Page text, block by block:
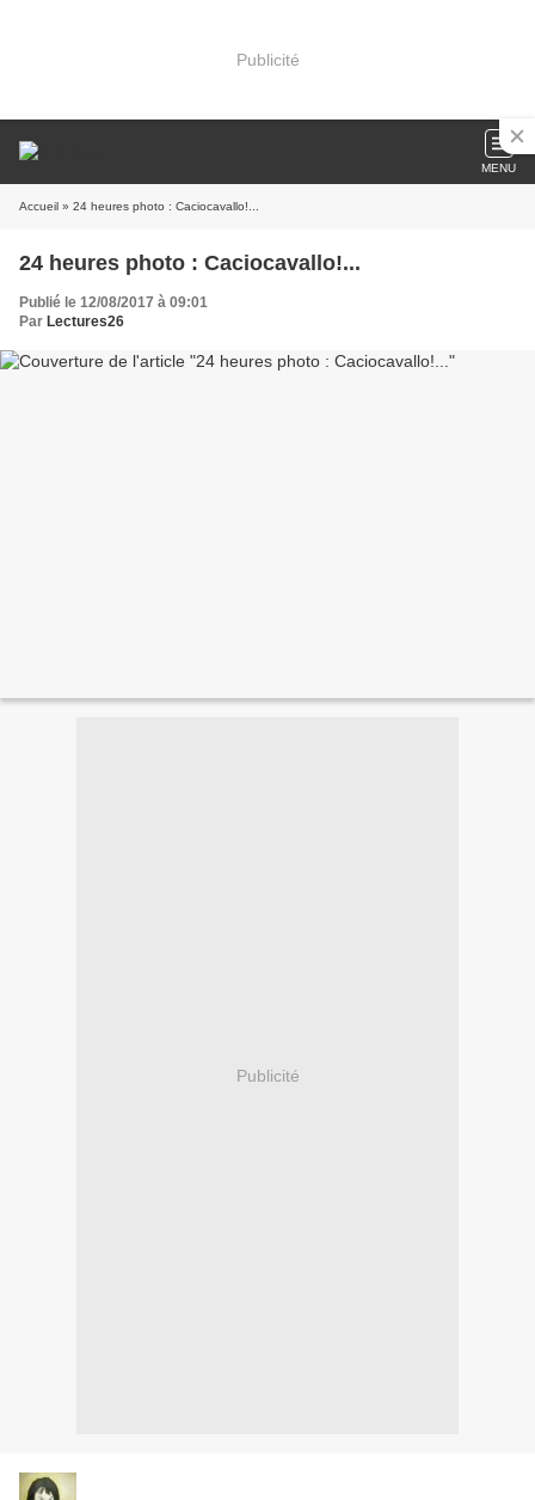
Publicité
MENU
Accueil » 24 heures photo : Caciocavallo!...
24 heures photo : Caciocavallo!...
Publié le 12/08/2017 à 09:01
Par Lectures26
Publicité